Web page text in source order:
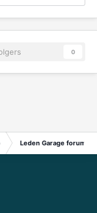
0
Leden Garage forum